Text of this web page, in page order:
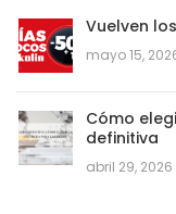
Vuelven
mayo 15,
Cómo
definitiva
abril 29, 2026